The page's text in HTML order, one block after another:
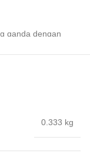
ganda dengan
dan bisnis..
0.333 kg